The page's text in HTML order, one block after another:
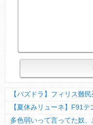
【パズドラ】フィリス難